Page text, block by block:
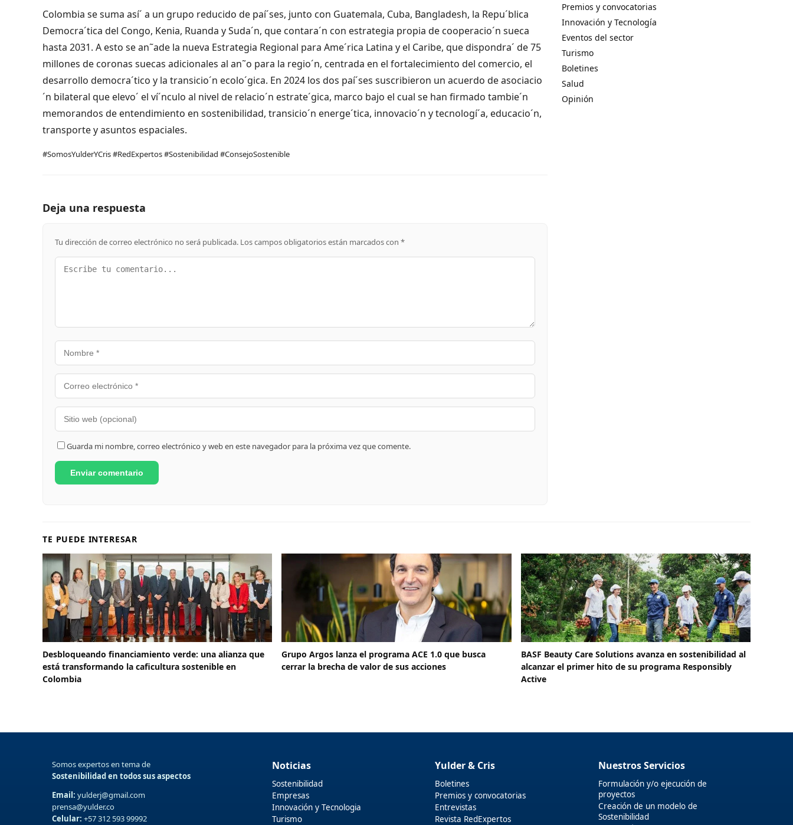
Colombia se suma así´ a un grupo reducido de paí´ses, junto con Guatemala, Cuba, Bangladesh, la Repu´blica
Democra´tica del Congo, Kenia, Ruanda y Suda´n, que contara´n con estrategia propia de cooperacio´n sueca
hasta 2031. A esto se an˜ade la nueva Estrategia Regional para Ame´rica Latina y el Caribe, que dispondra´ de 75
millones de coronas suecas adicionales al an˜o para la regio´n, centrada en el fortalecimiento del comercio, el
desarrollo democra´tico y la transicio´n ecolo´gica. En 2024 los dos paí´ses suscribieron un acuerdo de asociacio
´n bilateral que elevo´ el ví´nculo al nivel de relacio´n estrate´gica, marco bajo el cual se han firmado tambie´n
memorandos de entendimiento en sostenibilidad, transicio´n energe´tica, innovacio´n y tecnologí´a, educacio´n,
transporte y asuntos espaciales.
#SomosYulderYCris #RedExpertos #Sostenibilidad #ConsejoSostenible
Deja una respuesta
Tu dirección de correo electrónico no será publicada. Los campos obligatorios están marcados con *
Guarda mi nombre, correo electrónico y web en este navegador para la próxima vez que comente.
Premios y convocatorias
Innovación y Tecnología
Eventos del sector
Turismo
Boletines
Salud
Opinión
TE PUEDE INTERESAR
Desbloqueando financiamiento verde: una alianza que
está transformando la caficultura sostenible en
Colombia
Grupo Argos lanza el programa ACE 1.0 que busca
cerrar la brecha de valor de sus acciones
BASF Beauty Care Solutions avanza en sostenibilidad al
alcanzar el primer hito de su programa Responsibly
Active
Somos expertos en tema de
Sostenibilidad en todos sus aspectos
Email: yulderj@gmail.com
prensa@yulder.co
Celular: +57 312 593 99992
Noticias
Sostenibilidad
Empresas
Innovación y Tecnologia
Turismo
Yulder & Cris
Boletines
Premios y convocatorias
Entrevistas
Revista RedExpertos
Nuestros Servicios
Formulación y/o ejecución de
proyectos
Creación de un modelo de
Sostenibilidad